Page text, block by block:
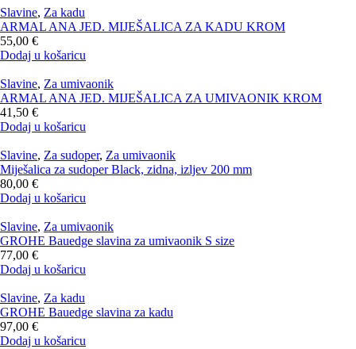
Slavine, Za kadu
ARMAL ANA JED. MIJEŠALICA ZA KADU KROM
55,00 €
Dodaj u košaricu
Slavine, Za umivaonik
ARMAL ANA JED. MIJEŠALICA ZA UMIVAONIK KROM
41,50 €
Dodaj u košaricu
Slavine, Za sudoper, Za umivaonik
Miješalica za sudoper Black, zidna, izljev 200 mm
80,00 €
Dodaj u košaricu
Slavine, Za umivaonik
GROHE Bauedge slavina za umivaonik S size
77,00 €
Dodaj u košaricu
Slavine, Za kadu
GROHE Bauedge slavina za kadu
97,00 €
Dodaj u košaricu